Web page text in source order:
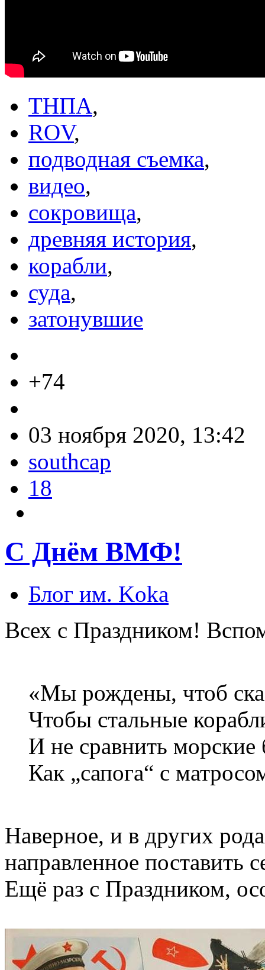
ТНПА,
ROV,
подводная съемка,
видео,
сокровища,
древняя история,
корабли,
суда,
затонувшие
+74
03 ноября 2020, 13:42
southcap
18
С Днём ВМФ!
Блог им. Koka
Всех с Праздником!
«Мы рождены, чтоб
Чтобы стальные
И не сравнить
Как „сапога“ с
Наверное, и в других
направленное поставить
Ещё раз с Праздником,